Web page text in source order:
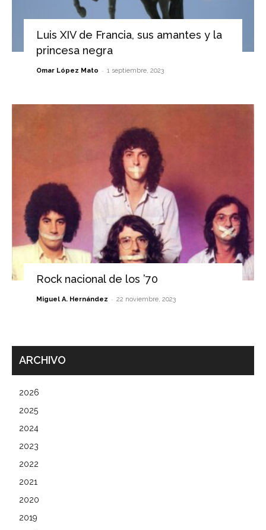
Luis XIV de Francia, sus amantes y la
princesa negra
Omar López Mato - 1 septiembre, 2023
Rock nacional de los ’70
Miguel A. Hernández - 22 noviembre, 2023
ARCHIVO
2026
2025
2024
2023
2022
2021
2020
2019